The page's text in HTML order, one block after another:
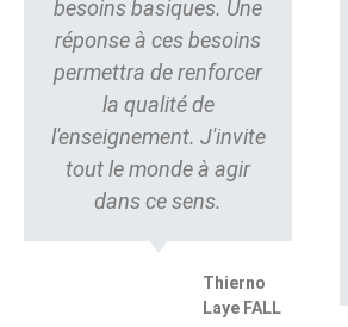
besoins basiques. Une
réponse à ces besoins
permettra de renforcer
la qualité de
l'enseignement. J'invite
tout le monde à agir
dans ce sens.
Thierno
Laye FALL